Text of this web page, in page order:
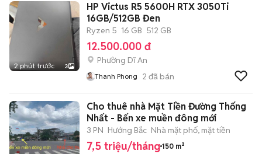
2 phút trước 3
HP Victus R5 5600H RTX 3050Ti
16GB/512GB Đen
Ryzen 5 16 GB 512 GB
12.500.000 đ
Phường Dĩ An
Thanh Phong 2 đã bán
Cho thuê nhà Mặt Tiền Đường Thống
Nhất - Bến xe muền đông mới
3 PN Hướng Bắc Nhà mặt phố, mặt tiền
7,5 triệu/tháng 150 m²